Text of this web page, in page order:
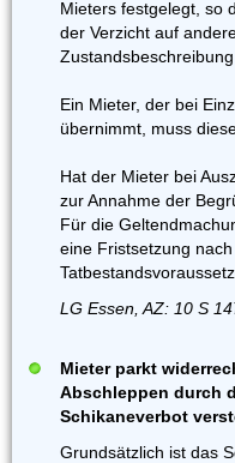
Mieters festgelegt, so
der Verzicht auf
Ein Mieter, der bei
übernimmt, muss
Hat der Mieter bei
zur Annahme der
Für die
eine Fristsetzung
LG Essen, AZ: 10 S
Mieter parkt
Abschleppen durch
Schikaneverbot
Grundsätzlich ist das